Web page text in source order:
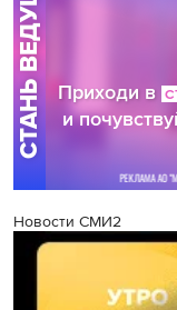
Новости СМИ2